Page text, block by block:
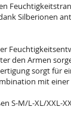
Silberionen
den Armen
sorgt für
mit einer
S-M/L-XL/XXL-